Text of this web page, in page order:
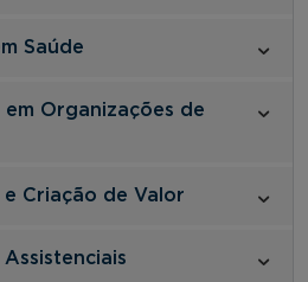
Saúde
Organizações de
Criação de Valor